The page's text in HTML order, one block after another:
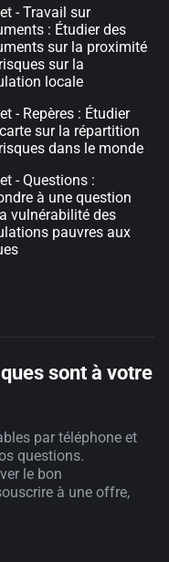
- Travail sur
: Étudier des
sur la proximité
sur la
locale
- Repères : Étudier
sur la répartition
dans le monde
- Questions :
à une question
vulnérabilité des
pauvres aux
sont à votre
par téléphone et
questions.
le bon
à une offre,